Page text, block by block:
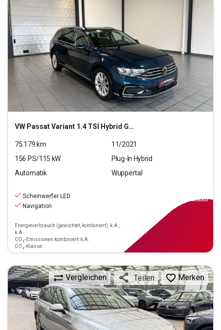
VW Passat Variant 1.4 TSI Hybrid GTE (EURO 6d)
75.179 km
11/2021
156 PS/115 kW
Plug-In Hybrid
Automatik
Wuppertal
Scheinwerfer LED
Navigation
Energieverbrauch (gewichtet, kombiniert): k.A.,
k.A.
CO₂-Emissionen kombiniert: k.A.
CO₂-Klasse:
finanzieren
Vergleichen Teilen Merken